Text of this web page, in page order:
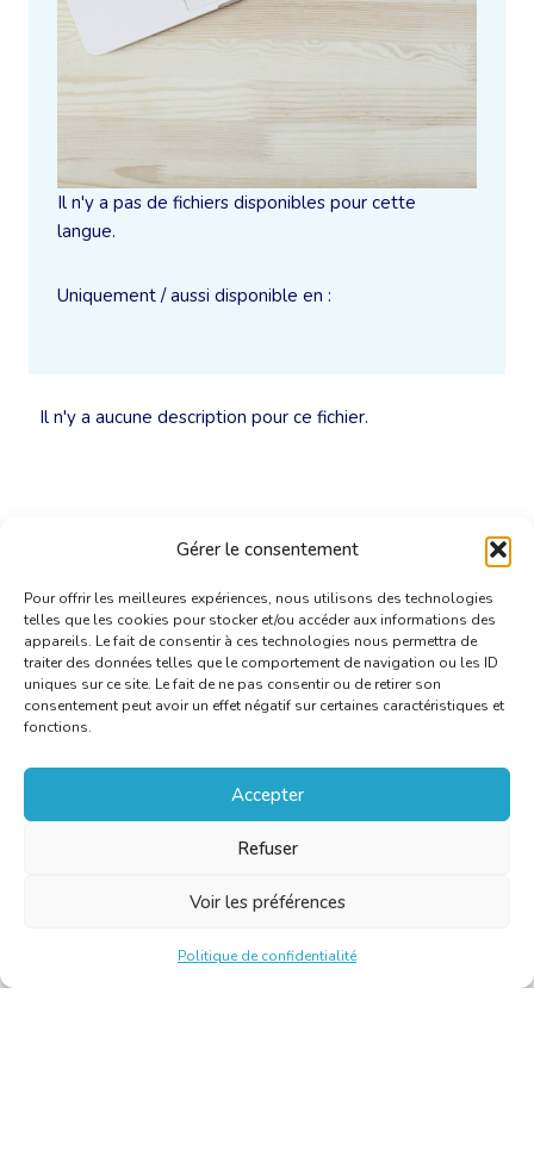
Gérer le consentement
Pour offrir les meilleures expériences, nous utilisons des technologies
telles que les cookies pour stocker et/ou accéder aux informations des
appareils. Le fait de consentir à ces technologies nous permettra de
traiter des données telles que le comportement de navigation ou les ID
uniques sur ce site. Le fait de ne pas consentir ou de retirer son
consentement peut avoir un effet négatif sur certaines caractéristiques et
fonctions.
Accepter
Refuser
Voir les préférences
Politique de confidentialité
Il n'y a aucune description pour ce fichier.
Il n'y a pas de fichiers disponibles pour cette
langue.
Uniquement / aussi disponible en :